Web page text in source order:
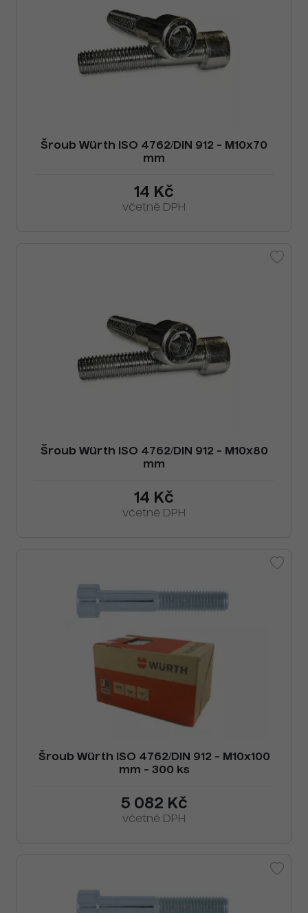
Šroub Würth ISO 4762/DIN 912 - M10x70
mm
14 Kč
včetně DPH
Šroub Würth ISO 4762/DIN 912 - M10x80
mm
14 Kč
včetně DPH
Šroub Würth ISO 4762/DIN 912 - M10x100
mm - 300 ks
5 082 Kč
včetně DPH